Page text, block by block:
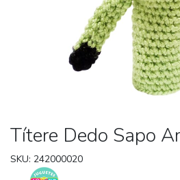
Títere Dedo Sapo
SKU: 242000020